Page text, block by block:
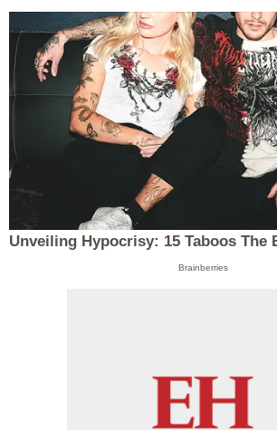
Unveiling Hypocrisy: 15 Taboos The
Brainberries